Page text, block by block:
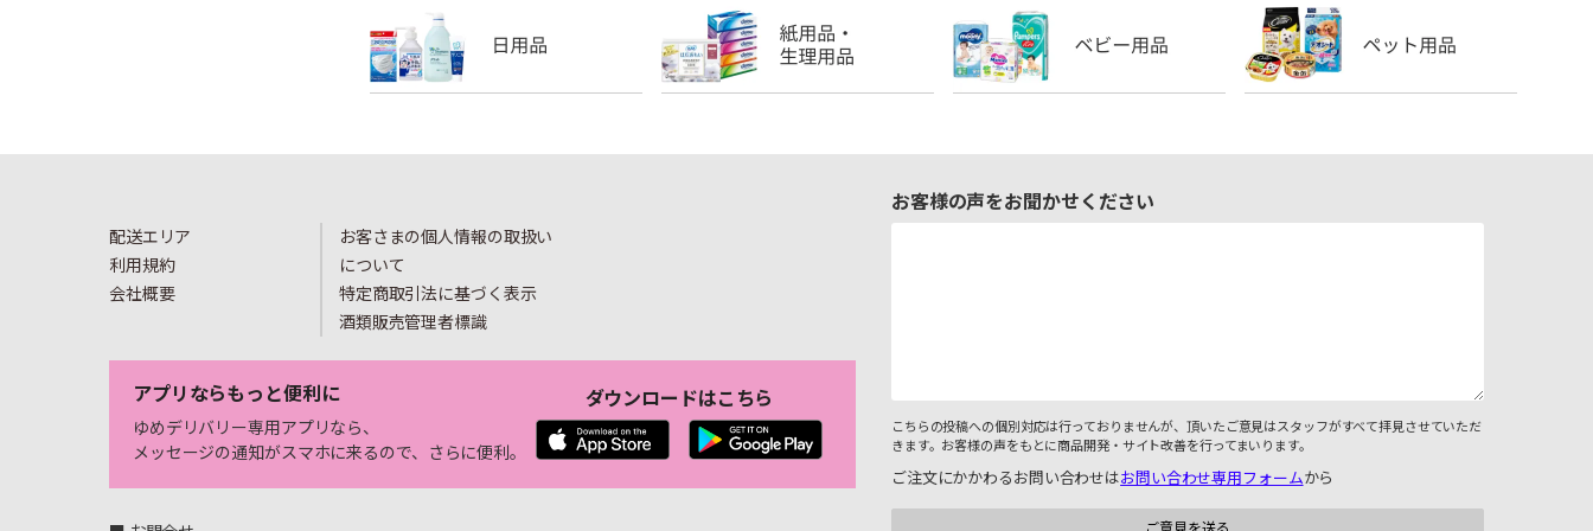
配送エリア
利用規約
会社概要
お客さまの個人情報の取扱い
について
特定商取引法に基づく表示
酒類販売管理者標識
アプリならもっと便利に
ゆめデリバリー専用アプリなら、
メッセージの通知がスマホに来るので、さらに便利。
ダウンロードはこちら
お客様の声をお聞かせください
こちらの投稿への個別対応は行っておりませんが、頂いたご意見はスタッフがすべて拝見させていただ
きます。お客様の声をもとに商品開発・サイト改善を行ってまいります。
ご注文にかかわるお問い合わせはお問い合わせ専用フォームから